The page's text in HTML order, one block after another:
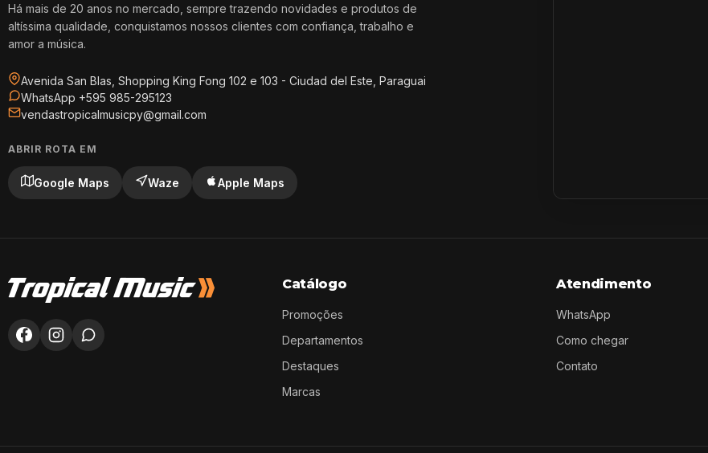
Há mais de 20 anos no mercado, sempre trazendo novidades e produtos de
altíssima qualidade, conquistamos nossos clientes com confiança, trabalho e
amor a música.
Avenida San Blas, Shopping King Fong 102 e 103 - Ciudad del Este, Paraguai
WhatsApp +595 985-295123
vendastropicalmusicpy@gmail.com
ABRIR ROTA EM
Google Maps Waze Apple Maps
Catálogo
Promoções
Departamentos
Destaques
Marcas
Atendimento
WhatsApp
Como chegar
Contato